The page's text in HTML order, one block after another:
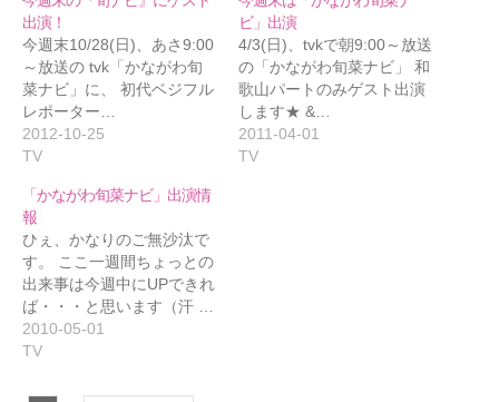
出演！
今週末10/28(日)、あさ9:00
～放送の tvk「かながわ旬
菜ナビ」に、 初代ベジフル
レポーター…
2012-10-25
TV
ビ」出演
4/3(日)、tvkで朝9:00～放送
の「かながわ旬菜ナビ」 和
歌山パートのみゲスト出演
します★ &…
2011-04-01
TV
「かながわ旬菜ナビ」出演情
報
ひぇ、かなりのご無沙汰で
す。 ここ一週間ちょっとの
出来事は今週中にUPできれ
ば・・・と思います（汗 …
2010-05-01
TV